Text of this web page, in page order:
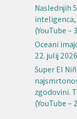
Naslednjih
inteligenca,
(YouTube –
Oceani
22. julij
Super El
zgodovini.
(YouTube –